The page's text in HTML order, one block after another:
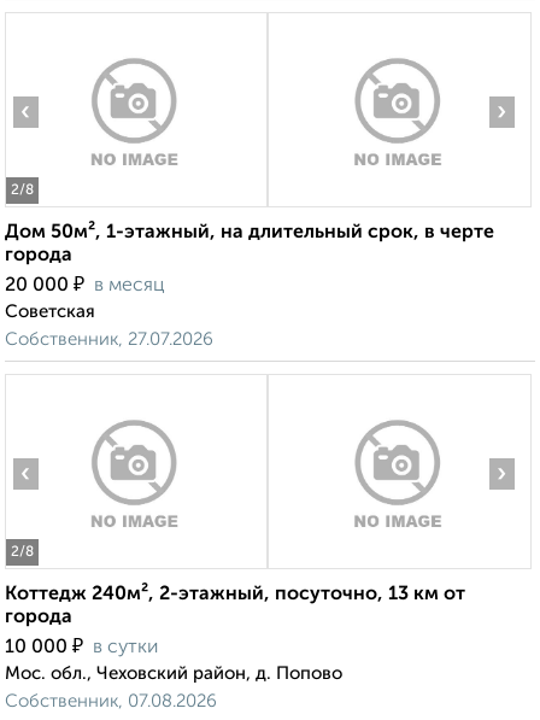
2/8
‹ ›
Дом 50м², 1-этажный, на длительный срок, в черте
города
20 000 ₽ в месяц
Советская
Собственник, 27.07.2026
2/8
‹ ›
Коттедж 240м², 2-этажный, посуточно, 13 км от
города
10 000 ₽ в сутки
Мос. обл., Чеховский район, д. Попово
Собственник, 07.08.2026